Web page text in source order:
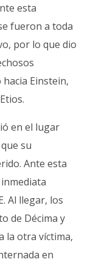
esta
fueron a toda
por lo que dio
Einstein,
en el lugar
su
Ante esta
Al llegar, los
de Décima y
la otra víctima,
en